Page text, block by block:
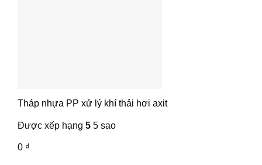
Tháp nhựa PP xử lý khí thải hơi axit
Được xếp hạng 5 5 sao
0 ₫